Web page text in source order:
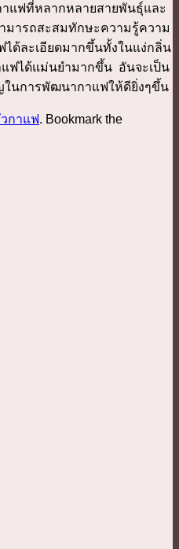
าแฟที่หลากหลายสายพันธุ์และ
มารถสะสมทักษะความรู้ความ
ด้ละเอียดมากขึ้นทั้งในแง่กลิ่น
ฟได้แม่นยำมากขึ้น อันจะเป็น
นการพัฒนากาแฟให้ดียิ่งๆขึ้น
กาแฟ. Bookmark the